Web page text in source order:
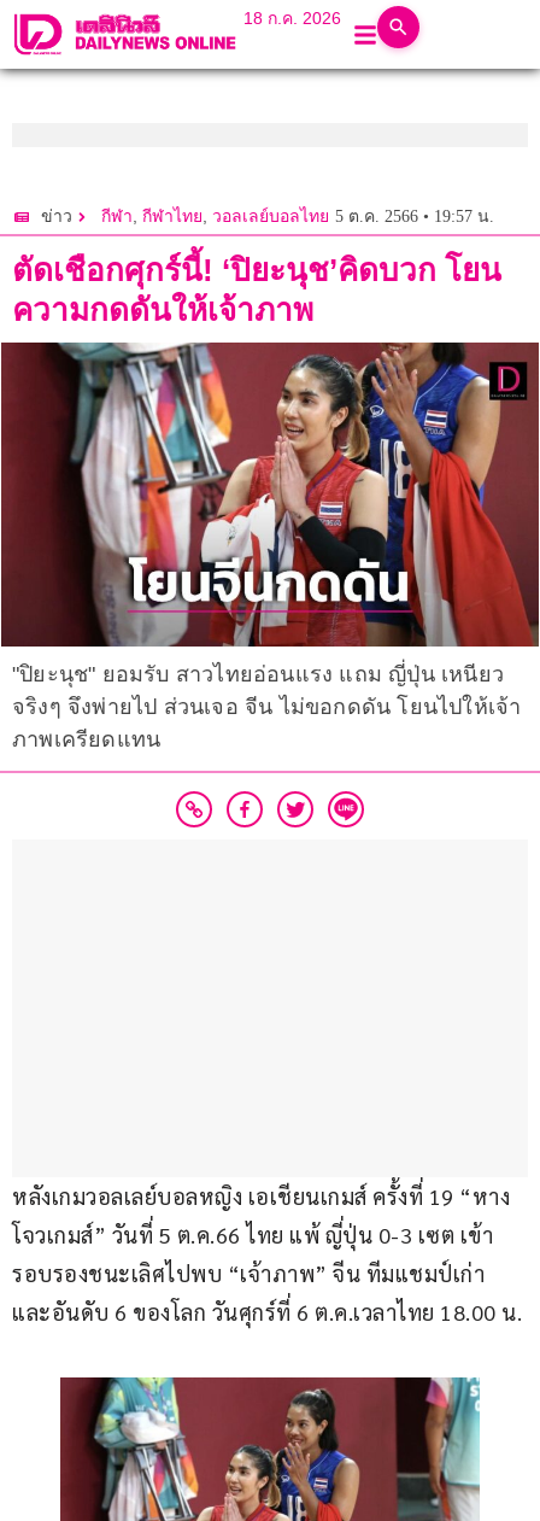
18 ก.ค. 2026
ข่าว กีฬา, กีฬาไทย, วอลเลย์บอลไทย 5 ต.ค. 2566 • 19:57 น.
ตัดเชือกศุกร์นี้! ‘ปิยะนุช’คิดบวก โยน
ความกดดันให้เจ้าภาพ
"ปิยะนุช" ยอมรับ สาวไทยอ่อนแรง แถม ญี่ปุ่น เหนียว
จริงๆ จึงพ่ายไป ส่วนเจอ จีน ไม่ขอกดดัน โยนไปให้เจ้า
ภาพเครียดแทน
หลังเกมวอลเลย์บอลหญิง เอเชียนเกมส์ ครั้งที่ 19 “หาง
โจวเกมส์” วันที่ 5 ต.ค.66 ไทย แพ้ ญี่ปุ่น 0-3 เซต เข้า
รอบรองชนะเลิศไปพบ “เจ้าภาพ” จีน ทีมแชมป์เก่า
และอันดับ 6 ของโลก วันศุกร์ที่ 6 ต.ค.เวลาไทย 18.00 น.